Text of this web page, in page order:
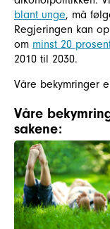
blant unge, må
Regjeringen kan
om minst 20
2010 til 2030.
Våre bekymringer
Våre
sakene: